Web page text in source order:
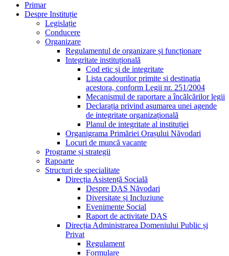
Primar
Despre Instituție
Legislație
Conducere
Organizare
Regulamentul de organizare și funcționare
Integritate instituțională
Cod etic și de integritate
Lista cadourilor primite si destinatia
acestora, conform Legii nr. 251/2004
Mecanismul de raportare a încălcărilor legii
Declarația privind asumarea unei agende
de integritate organizațională
Planul de integritate al instituției
Organigrama Primăriei Orașului Năvodari
Locuri de muncă vacante
Programe și strategii
Rapoarte
Structuri de specialitate
Direcția Asistență Socială
Despre DAS Năvodari
Diversitate și Incluziune
Evenimente Social
Raport de activitate DAS
Direcția Administrarea Domeniului Public și
Privat
Regulament
Formulare